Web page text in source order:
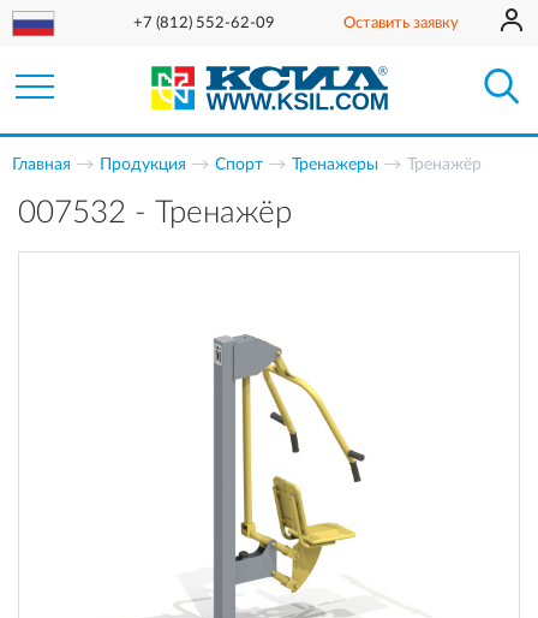
+7 (812) 552-62-09 Оставить заявку
Главная Продукция Спорт Тренажеры Тренажёр
007532 - Тренажёр